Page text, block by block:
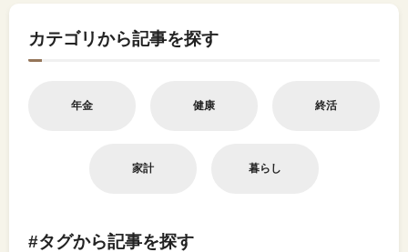
カテゴリから記事を探す
年金 健康 終活
家計 暮らし
#タグから記事を探す